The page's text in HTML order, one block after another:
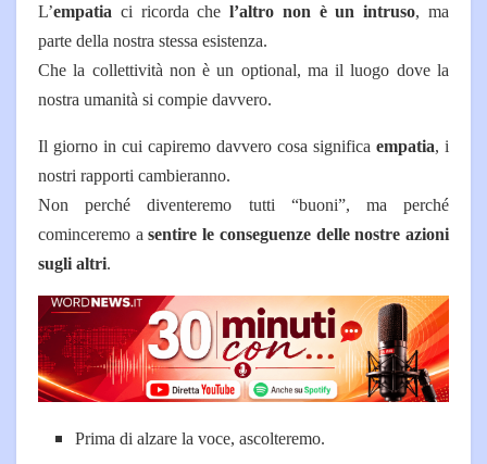
L’empatia ci ricorda chel’altro non è un intruso, ma
parte della nostra stessa esistenza.
Che la collettività non è un optional, ma il luogo dove la
nostra umanità si compie davvero.
Il giorno in cui capiremo davvero cosa significa empatia, i
nostri rapporti cambieranno.
Non perché diventeremo tutti “buoni”, ma perché
cominceremo asentire le conseguenze delle nostre azioni
sugli altri.
Prima di alzare la voce, ascolteremo.